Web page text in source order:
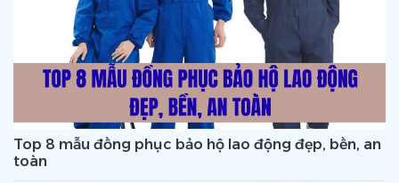
Top 8 mẫu đồng phục bảo hộ lao động đẹp, bền, an
toàn